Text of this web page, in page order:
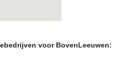
voor BovenLeeuwen: